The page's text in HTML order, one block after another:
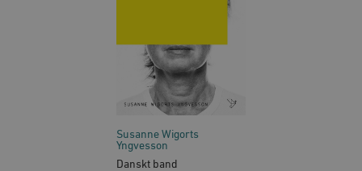
Susanne Wigorts
Yngvesson
Danskt band